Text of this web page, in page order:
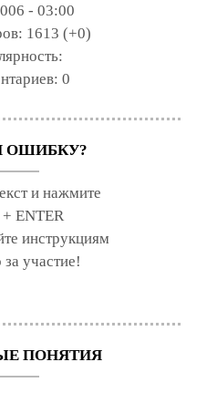
- 03:00
1613 (+0)
0
и нажмите
ENTER
инструкциям
участие!
ПОНЯТИЯ